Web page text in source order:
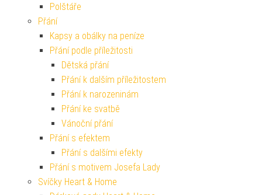
Polštáře
Přání
Kapsy a obálky na peníze
Přání podle příležitosti
Dětská přání
Přání k dalším příležitostem
Přání k narozeninám
Přání ke svatbě
Vánoční přání
Přání s efektem
Přání s dalšími efekty
Přání s motivem Josefa Lady
Svíčky Heart & Home